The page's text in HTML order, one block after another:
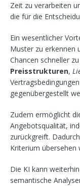
Zeit zu verarbeiten
die für die
Ein wesentlicher
Muster zu erkennen
Chancen schneller
Preisstrukturen,
gegenübergestellt
Zudem ermöglicht
Angebotsqualität,
zurückgreift.
Kriterium übersehen
Die KI kann
semantische